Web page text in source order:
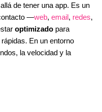
de tener una app. Es un
—web, email, redes,
optimizado para
En un entorno
la velocidad y la